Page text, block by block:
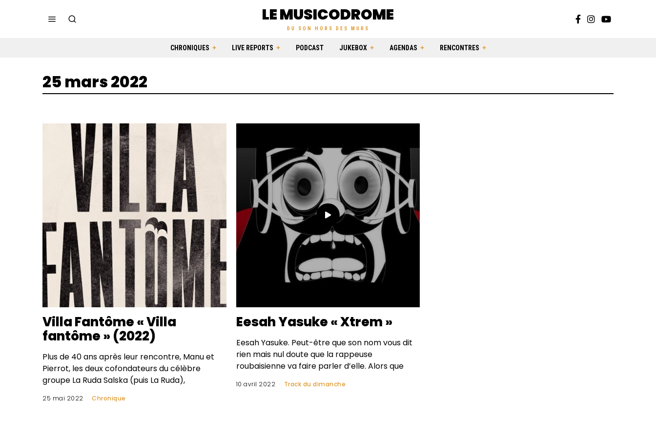
LE MUSICODROME
DU SON HORS DES MURS
CHRONIQUES LIVE REPORTS PODCAST JUKEBOX AGENDAS RENCONTRES
25 mars 2022
Villa Fantôme « Villa
fantôme » (2022)
Plus de 40 ans après leur rencontre, Manu et
Pierrot, les deux cofondateurs du célèbre
groupe La Ruda Salska (puis La Ruda),
25 mai 2022 Chronique
Eesah Yasuke « Xtrem »
Eesah Yasuke. Peut-être que son nom vous dit
rien mais nul doute que la rappeuse
roubaisienne va faire parler d’elle. Alors que
10 avril 2022 Track du dimanche